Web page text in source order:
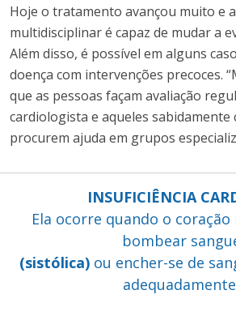
Hoje o tratamento avançou muito e
multidisciplinar é capaz de mudar a
Além disso, é possível em alguns
doença com intervenções precoces.
que as pessoas façam avaliação
cardiologista e aqueles sabidamente
procurem ajuda em grupos
INSUFICIÊNCIA
Ela ocorre quando o coração
bombear
(sistólica)ou encher-se de